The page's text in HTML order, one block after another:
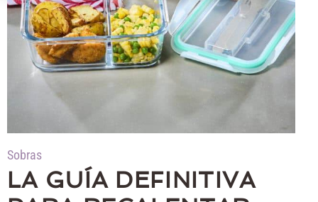
Sobras
LA GUÍA DEFINITIVA